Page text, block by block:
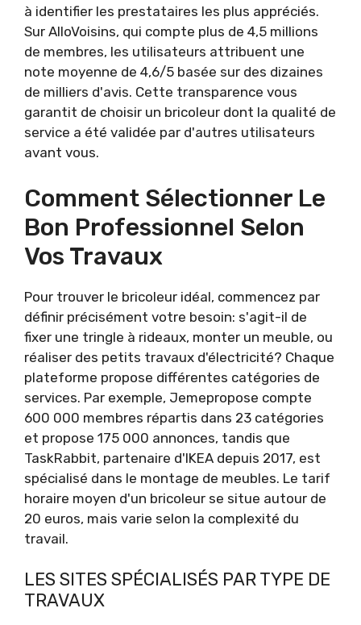
à identifier les prestataires les plus appréciés.
Sur AlloVoisins, qui compte plus de 4,5 millions
de membres, les utilisateurs attribuent une
note moyenne de 4,6/5 basée sur des dizaines
de milliers d'avis. Cette transparence vous
garantit de choisir un bricoleur dont la qualité de
service a été validée par d'autres utilisateurs
avant vous.
Comment Sélectionner Le
Bon Professionnel Selon
Vos Travaux
Pour trouver le bricoleur idéal, commencez par
définir précisément votre besoin: s'agit-il de
fixer une tringle à rideaux, monter un meuble, ou
réaliser des petits travaux d'électricité? Chaque
plateforme propose différentes catégories de
services. Par exemple, Jemepropose compte
600 000 membres répartis dans 23 catégories
et propose 175 000 annonces, tandis que
TaskRabbit, partenaire d'IKEA depuis 2017, est
spécialisé dans le montage de meubles. Le tarif
horaire moyen d'un bricoleur se situe autour de
20 euros, mais varie selon la complexité du
travail.
LES SITES SPÉCIALISÉS PAR TYPE DE
TRAVAUX